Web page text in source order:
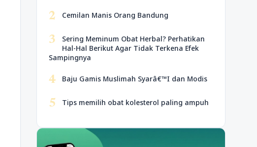
2 Cemilan Manis Orang Bandung
3
Sering Meminum Obat Herbal? Perhatikan
Hal-Hal Berikut Agar Tidak Terkena Efek
Sampingnya
4 Baju Gamis Muslimah Syarâ€™I dan Modis
5 Tips memilih obat kolesterol paling ampuh